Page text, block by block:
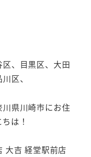
、目黒区、大田
区、
県川崎市にお住
は！
大吉 経堂駅前店